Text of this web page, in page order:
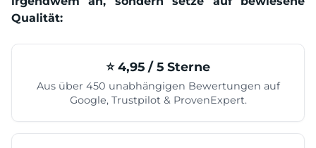
Qualität:
⭐️ 4,95 / 5 Sterne
Aus über 450 unabhängigen Bewertungen auf
Google, Trustpilot & ProvenExpert.